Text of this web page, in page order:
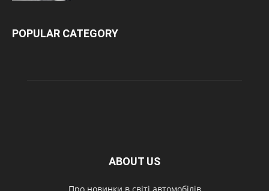
POPULAR CATEGORY
ABOUT US
Про новинки в світі автомобілів